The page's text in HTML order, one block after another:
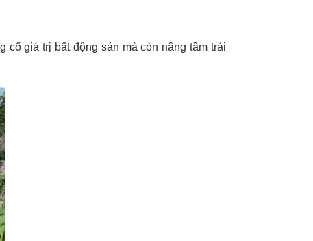
cố giá trị bất động sản mà còn nâng tầm trải